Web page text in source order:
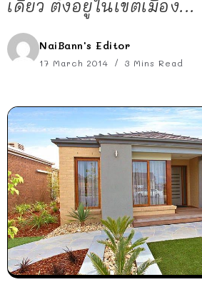
เดียว ตั้งอยู่ในเขตเมือง...
NaiBann's Editor
17 March 2014 3 Mins Read